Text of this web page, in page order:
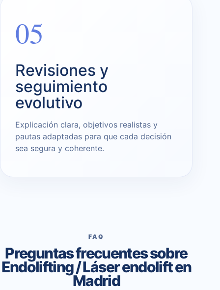
05
Revisiones y
seguimiento
evolutivo
Explicación clara, objetivos realistas y
pautas adaptadas para que cada decisión
sea segura y coherente.
FAQ
Preguntas frecuentes sobre
Endolifting / Láser endolift en
Madrid